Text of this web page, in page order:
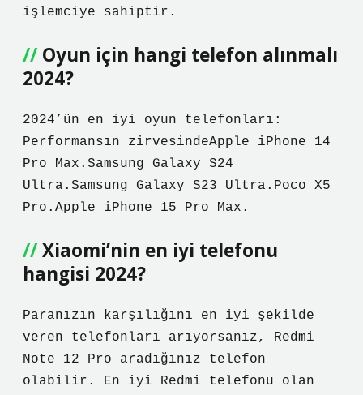
işlemciye sahiptir.
Oyun için hangi telefon alınmalı
2024?
2024’ün en iyi oyun telefonları:
Performansın zirvesindeApple iPhone 14
Pro Max.Samsung Galaxy S24
Ultra.Samsung Galaxy S23 Ultra.Poco X5
Pro.Apple iPhone 15 Pro Max.
Xiaomi’nin en iyi telefonu
hangisi 2024?
Paranızın karşılığını en iyi şekilde
veren telefonları arıyorsanız, Redmi
Note 12 Pro aradığınız telefon
olabilir. En iyi Redmi telefonu olan